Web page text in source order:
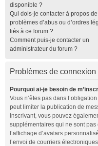
disponible ?
Qui dois-je contacter à propos de
problèmes d’abus ou d’ordres
liés à ce forum ?
Comment puis-je contacter un
administrateur du forum ?
Problèmes de connexion
Pourquoi ai-je besoin de
Vous n’êtes pas dans
peut limiter la publication de
inscrivant, vous pouvez
supplémentaires qui ne sont
l’affichage d’avatars
l’envoi de courriers